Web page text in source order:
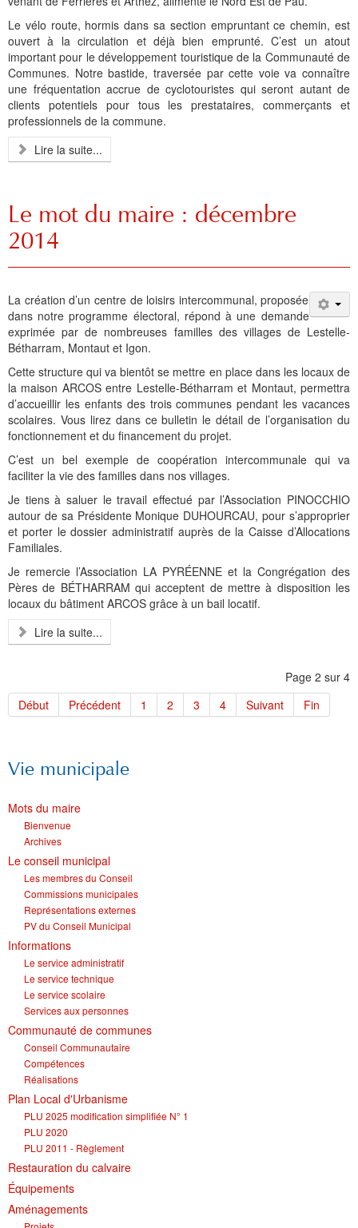
Le vélo route, hormis dans sa section empruntant ce chemin, est
ouvert à la circulation et déjà bien emprunté. C’est un atout
important pour le développement touristique de la Communauté de
Communes. Notre bastide, traversée par cette voie va connaître
une fréquentation accrue de cyclotouristes qui seront autant de
clients potentiels pour tous les prestataires, commerçants et
professionnels de la commune.
Lire la suite...
Le mot du maire : décembre
2014
La création d’un centre de loisirs intercommunal, proposée
dans notre programme électoral, répond à une demande
exprimée par de nombreuses familles des villages de Lestelle-
Bétharram, Montaut et Igon.
Cette structure qui va bientôt se mettre en place dans les locaux de
la maison ARCOS entre Lestelle-Bétharram et Montaut, permettra
d’accueillir les enfants des trois communes pendant les vacances
scolaires. Vous lirez dans ce bulletin le détail de l’organisation du
fonctionnement et du financement du projet.
C’est un bel exemple de coopération intercommunale qui va
faciliter la vie des familles dans nos villages.
Je tiens à saluer le travail effectué par l’Association PINOCCHIO
autour de sa Présidente Monique DUHOURCAU, pour s’approprier
et porter le dossier administratif auprès de la Caisse d’Allocations
Familiales.
Je remercie l’Association LA PYRÉENNE et la Congrégation des
Pères de BÉTHARRAM qui acceptent de mettre à disposition les
locaux du bâtiment ARCOS grâce à un bail locatif.
Lire la suite...
Page 2 sur 4
Début
Précédent 1 2 3 4 Suivant Fin
Vie municipale
Mots du maire
Bienvenue
Archives
Le conseil municipal
Les membres du Conseil
Commissions municipales
Représentations externes
PV du Conseil Municipal
Informations
Le service administratif
Le service technique
Le service scolaire
Services aux personnes
Communauté de communes
Conseil Communautaire
Compétences
Réalisations
Plan Local d'Urbanisme
PLU 2025 modification simplifiée N° 1
PLU 2020
PLU 2011 - Règlement
Restauration du calvaire
Équipements
Aménagements